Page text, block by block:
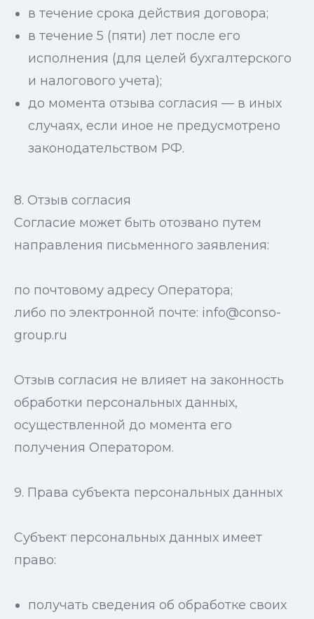
в течение срока действия договора;
в течение 5 (пяти) лет после его
исполнения (для целей бухгалтерского
и налогового учета);
до момента отзыва согласия — в иных
случаях, если иное не предусмотрено
законодательством РФ.
8. Отзыв согласия
Согласие может быть отозвано путем
направления письменного заявления:
по почтовому адресу Оператора;
либо по электронной почте: info@conso-
group.ru
Отзыв согласия не влияет на законность
обработки персональных данных,
осуществленной до момента его
получения Оператором.
9. Права субъекта персональных данных
Субъект персональных данных имеет
право:
получать сведения об обработке своих